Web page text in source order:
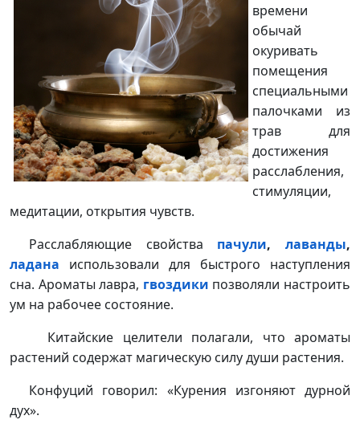
времени
обычай
окуривать
помещения
специальными
палочками из
трав для
достижения
расслабления,
стимуляции,
медитации, открытия чувств.
Расслабляющие свойства пачули,лаванды,
ладана использовали для быстрого наступления
сна. Ароматы лавра, гвоздики позволяли настроить
ум на рабочее состояние.
Китайские целители полагали, что ароматы
растений содержат магическую силу души растения.
Конфуций говорил: «Курения изгоняют дурной
дух».